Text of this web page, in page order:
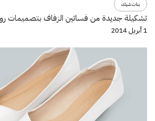
بنات شيك
تشكيلة جديدة من فساتين الزفاف بتصميمات
1 أبريل 2014